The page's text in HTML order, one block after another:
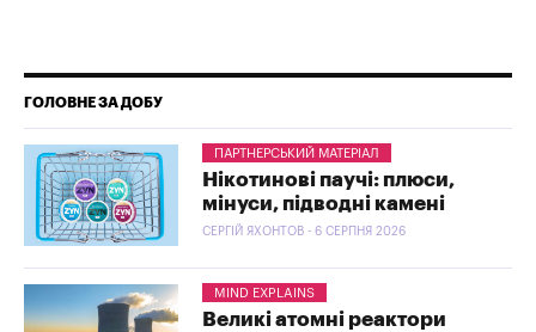
ГОЛОВНЕ ЗА ДОБУ
ПАРТНЕРСЬКИЙ МАТЕРІАЛ
Нікотинові паучі: плюси,
мінуси, підводні камені
СЕРГІЙ ЯХОНТОВ - 6 СЕРПНЯ 2026
MIND EXPLAINS
Великі атомні реактори